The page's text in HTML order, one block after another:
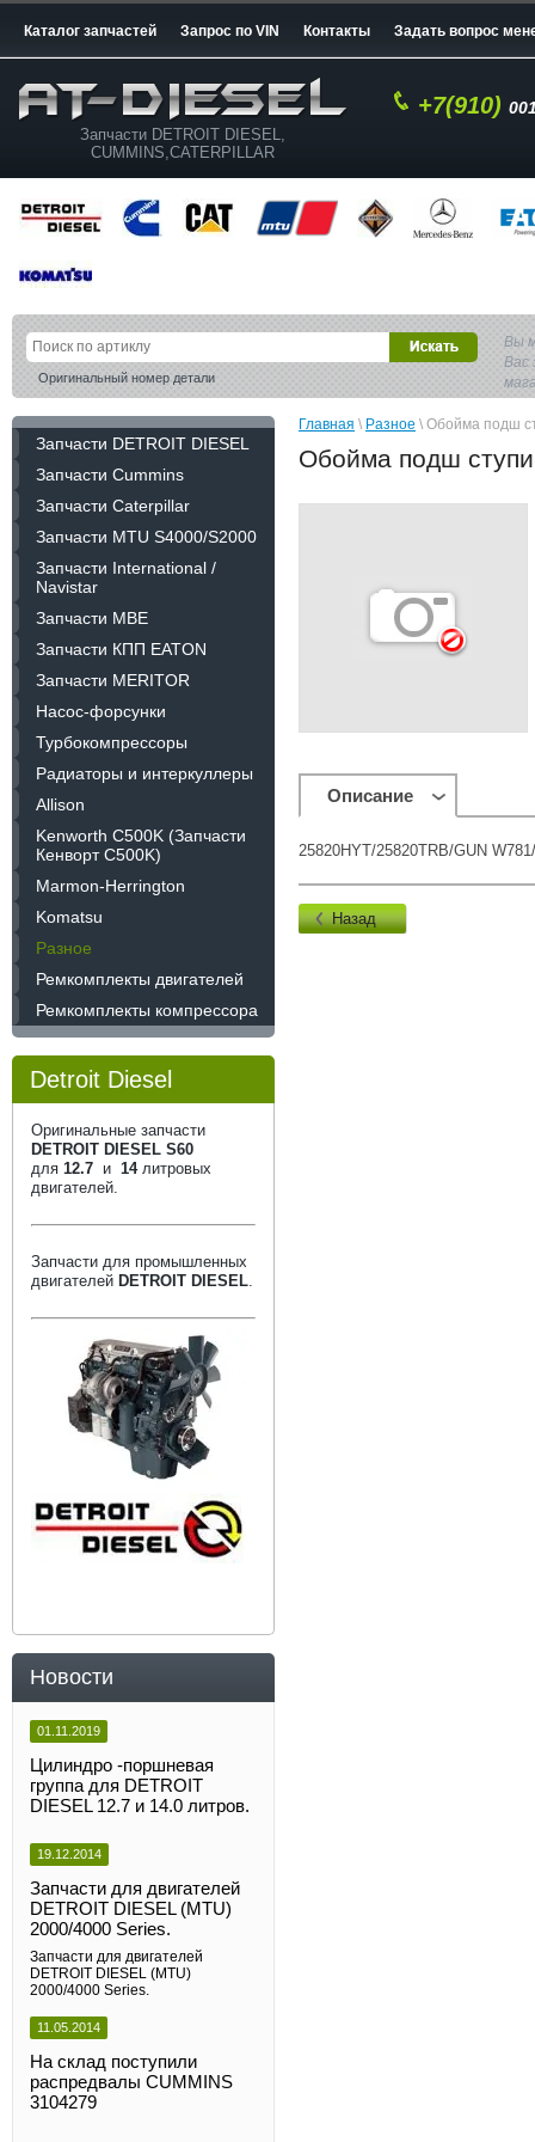
Каталог запчастей Запрос по VIN Контакты Задать вопрос
Запчасти DETROIT DIESEL,
CUMMINS,CATERPILLAR
+7(910)
Оригинальный номер детали
Вы
Вас
Запчасти DETROIT DIESEL
Запчасти Cummins
Запчасти Caterpillar
Запчасти MTU S4000/S2000
Запчасти International /
Navistar
Запчасти MBE
Запчасти КПП EATON
Запчасти MERITOR
Насос-форсунки
Турбокомпрессоры
Радиаторы и интеркуллеры
Allison
Kenworth C500K (Запчасти
Кенворт C500K)
Marmon-Herrington
Komatsu
Разное
Ремкомплекты двигателей
Ремкомплекты компрессора
Detroit Diesel
Оригинальные запчасти
DETROIT DIESEL S60
для 12.7 и 14литровых
двигателей.
Запчасти для промышленных
двигателей DETROIT DIESEL.
Новости
01.11.2019
Цилиндро -поршневая
группа для DETROIT
DIESEL 12.7 и 14.0 литров.
19.12.2014
Запчасти для двигателей
DETROIT DIESEL (MTU)
2000/4000 Series.
Запчасти для двигателей
DETROIT DIESEL (MTU)
2000/4000 Series.
11.05.2014
На склад поступили
распредвалы CUMMINS
3104279
Главная \ Разное \ Обойма подш
Обойма подш
Описание
25820HYT/25820TRB/GUN
Назад